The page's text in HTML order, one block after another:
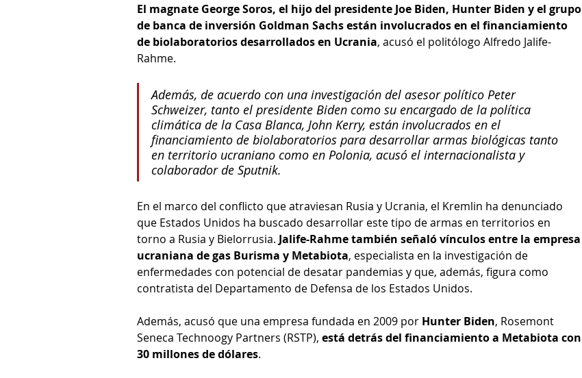
El magnate George Soros, el hijo del presidente Joe Biden, Hunter Biden y el grupo
de banca de inversión Goldman Sachs están involucrados en el financiamiento
de biolaboratorios desarrollados en Ucrania, acusó el politólogo Alfredo Jalife-
Rahme.
Además, de acuerdo con una investigación del asesor político Peter
Schweizer, tanto el presidente Biden como su encargado de la política
climática de la Casa Blanca, John Kerry, están involucrados en el
financiamiento de biolaboratorios para desarrollar armas biológicas tanto
en territorio ucraniano como en Polonia, acusó el internacionalista y
colaborador de Sputnik.
En el marco del conflicto que atraviesan Rusia y Ucrania, el Kremlin ha denunciado
que Estados Unidos ha buscado desarrollar este tipo de armas en territorios en
torno a Rusia y Bielorrusia. Jalife-Rahme también señaló vínculos entre la empresa
ucraniana de gas Burisma y Metabiota, especialista en la investigación de
enfermedades con potencial de desatar pandemias y que, además, figura como
contratista del Departamento de Defensa de los Estados Unidos.
Además, acusó que una empresa fundada en 2009 por Hunter Biden, Rosemont
Seneca Technoogy Partners (RSTP), está detrás del financiamiento a Metabiota con
30 millones de dólares.